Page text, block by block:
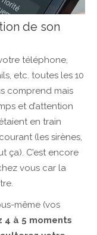
de son
téléphone,
etc. toutes les 10
comprend mais
et d’attention
en train
(les sirènes,
ça). C’est encore
vous car la
même (vos
4 à 5 moments